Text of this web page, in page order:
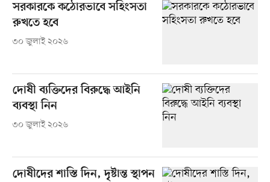
সরকারকে কঠোরভাবে সহিংসতা
রুখতে হবে
৩০ জুলাই ২০২৬
দোষী ব্যক্তিদের বিরুদ্ধে আইনি
ব্যবস্থা নিন
৩০ জুলাই ২০২৬
দোষীদের শাস্তি দিন, দৃষ্টান্ত স্থাপন